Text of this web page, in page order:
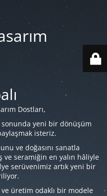
Dostları,
yeni bir dönüşüm
isteriz.
ve doğasını sanatla
seramiğin en yalın hâliyle
serüvenimiz artık yeni bir
üretim odaklı bir modele